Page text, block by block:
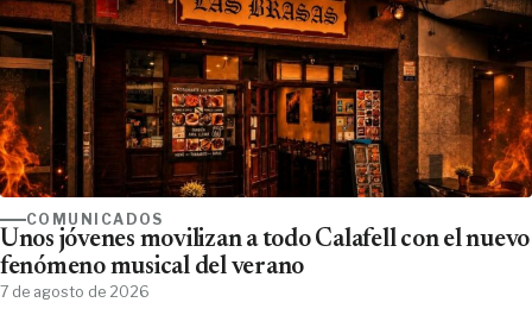
COMUNICADOS
Unos jóvenes movilizan a todo Calafell con el nuevo
fenómeno musical del verano
7 de agosto de 2026